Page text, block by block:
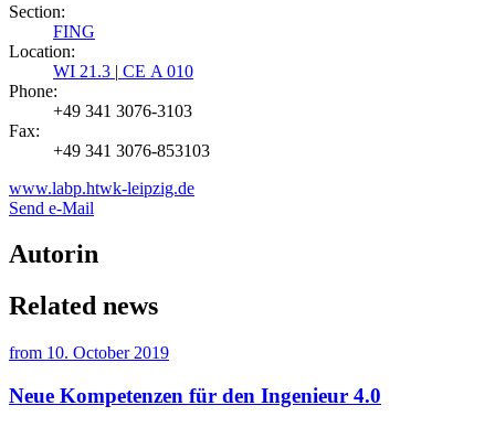
Section:
FING
Location:
WI 21.3 | CE A 010
Phone:
+49 341 3076-3103
Fax:
+49 341 3076-853103
www.labp.htwk-leipzig.de
Send e-Mail
Autorin
Related news
from 10. October 2019
Neue Kompetenzen für den Ingenieur 4.0